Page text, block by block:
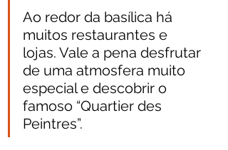
Ao redor da basílica há
muitos restaurantes e
lojas. Vale a pena desfrutar
de uma atmosfera muito
especial e descobrir o
famoso “Quartier des
Peintres”.